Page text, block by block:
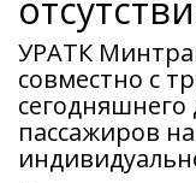
УРАТК
совместно с
пассажиров